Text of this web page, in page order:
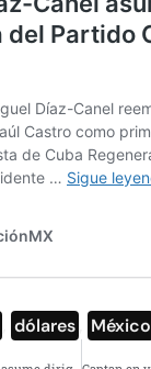
dólares México